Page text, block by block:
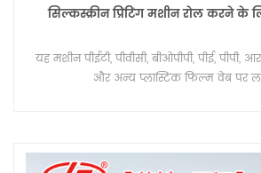
सिल्कस्क्रीन प्रिंटिंग मशीन रोल करने के
यह मशीन पीईटी, पीवीसी, बीओपीपी, पीई,
और अन्य प्लास्टिक फिल्म वेब पर